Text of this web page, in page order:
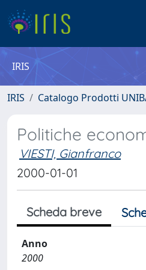
IRIS
IRIS Catalogo Prodotti
Politiche
VIESTI, Gianfranco
2000-01-01
Scheda breve
Anno
2000